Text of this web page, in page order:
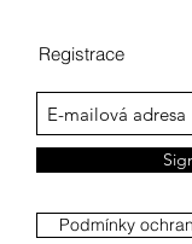
Registrace
Podmínky